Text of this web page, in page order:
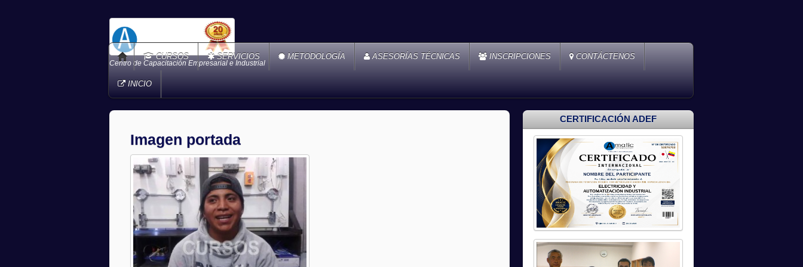
Centro de Capacitación Empresarial e Industrial
CURSOS SERVICIOS METODOLOGÍA ASESORÍAS TÉCNICAS INSCRIPCIONES CONTÁCTENOS
INICIO
Imagen portada
CERTIFICACIÓN ADEF